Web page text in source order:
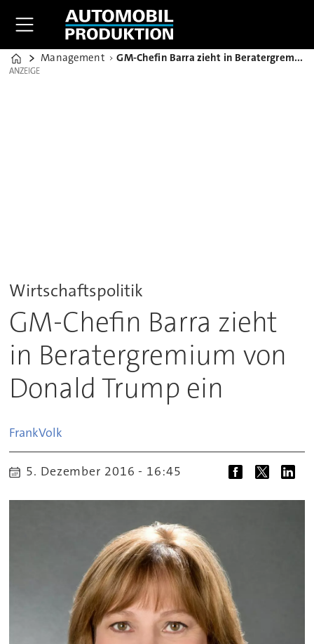
Home
Management GM-Chefin Barra zieht in Beratergremium von Donald Trump ein
ANZEIGE
ANZEIGE
Wirtschaftspolitik
GM-Chefin Barra zieht
in Beratergremium von
Donald Trump ein
FrankVolk
5. Dezember 2016 - 16:45